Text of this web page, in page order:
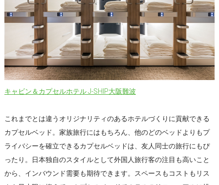
キャビン＆カプセルホテル J-SHIP大阪難波
これまでとは違うオリジナリティのあるホテルづくりに貢献できる
カプセルベッド。家族旅行にはもちろん、他のどのベッドよりもプ
ライバシーを確立できるカプセルベッドは、友人同士の旅行にもぴ
ったり。日本独自のスタイルとして外国人旅行客の注目も高いこと
から、インバウンド需要も期待できます。スペースもコストもリス